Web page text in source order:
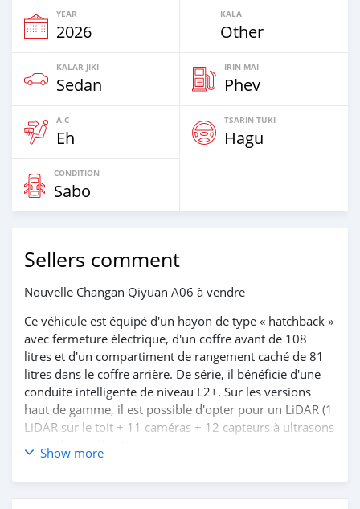
YEAR
2026
KALA
Other
KALAR JIKI
Sedan
IRIN MAI
Phev
A.C
Eh
TSARIN TUKI
Hagu
CONDITION
Sabo
Sellers comment
Nouvelle Changan Qiyuan A06 à vendre
Ce véhicule est équipé d'un hayon de type « hatchback »
avec fermeture électrique, d'un coffre avant de 108
litres et d'un compartiment de rangement caché de 81
litres dans le coffre arrière. De série, il bénéficie d'une
conduite intelligente de niveau L2+. Sur les versions
haut de gamme, il est possible d'opter pour un LiDAR (1
LiDAR sur le toit + 11 caméras + 12 capteurs à ultrasons
+ 3 radars millimétriques).
Show more